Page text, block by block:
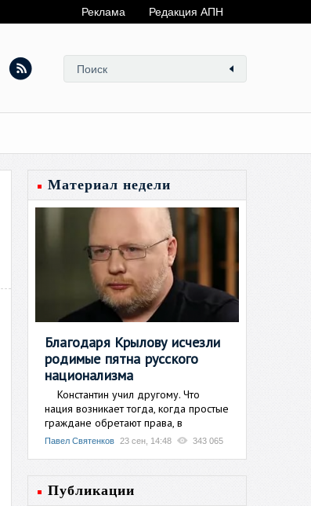
Реклама Редакция АПН
Материал недели
Благодаря Крылову исчезли
родимые пятна русского
национализма
Константин учил другому. Что
нация возникает тогда, когда простые
граждане обретают права, в
Павел Святенков 23 сен, 14:48 343 065
Публикации